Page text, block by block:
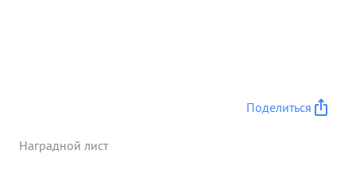
Поделиться
Наградной лист